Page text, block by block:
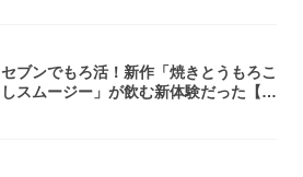
セブンでもろ活！新作「焼きとうもろこ
しスムージー」が飲む新体験だった【東